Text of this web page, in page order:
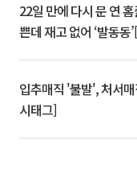
22일 만에 다시 문 연
쁜데 재고 없어 ‘발동동
입추매직 '불발', 처서
시태그]